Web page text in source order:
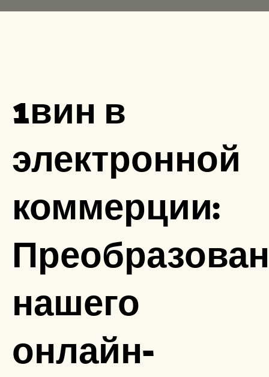
1вин в
электронной
коммерции:
нашего
онлайн-